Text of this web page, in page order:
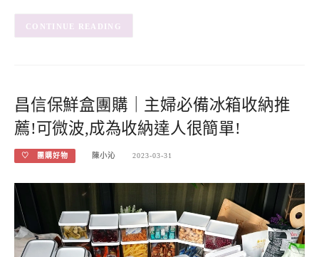
CONTINUE READING
昌信保鮮盒團購｜主婦必備冰箱收納推
薦!可微波,成為收納達人很簡單!
♡ 團購好物 陳小沁 2023-03-31